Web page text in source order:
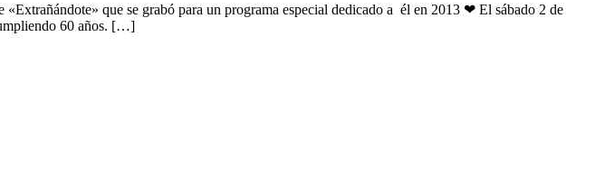
que se grabó para un programa especial dedicado a él en 2013 ❤ El sábado 2 de
60 años. […]